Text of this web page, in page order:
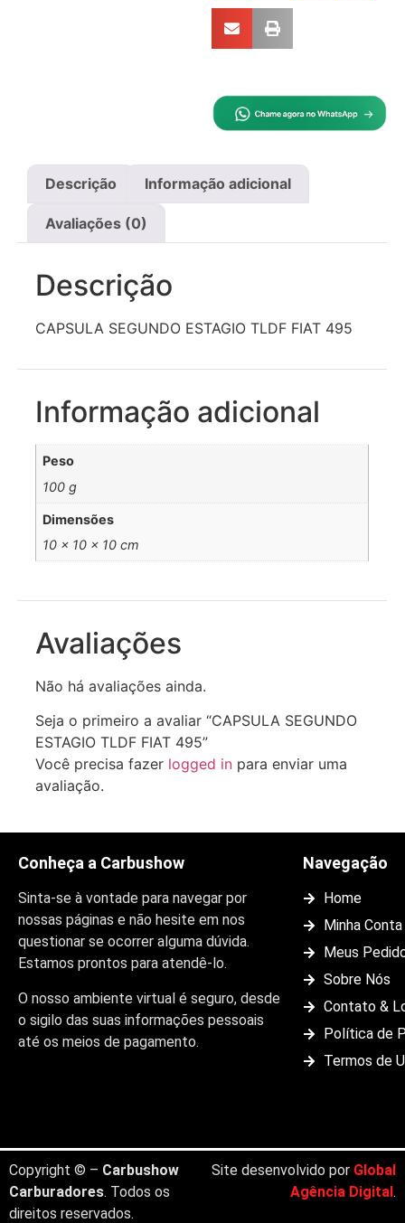
Descrição Informação adicional
Avaliações (0)
Descrição
CAPSULA SEGUNDO ESTAGIO TLDF FIAT 495
Informação adicional
Peso
100 g
Dimensões
10 × 10 × 10 cm
Avaliações
Não há avaliações ainda.
Seja o primeiro a avaliar “CAPSULA SEGUNDO
ESTAGIO TLDF FIAT 495”
Você precisa fazer logged in para enviar uma
avaliação.
Conheça a Carbushow
Sinta-se à vontade para navegar por
nossas páginas e não hesite em nos
questionar se ocorrer alguma dúvida.
Estamos prontos para atendê-lo.
O nosso ambiente virtual é seguro, desde
o sigilo das suas informações pessoais
até os meios de pagamento.
Navegação
Home
Minha Conta
Meus
Sobre Nós
Contato &
Política de
Termos de
Copyright © – Carbushow
Carburadores. Todos os
direitos reservados.
Site desenvolvido por Global
Agência Digital.